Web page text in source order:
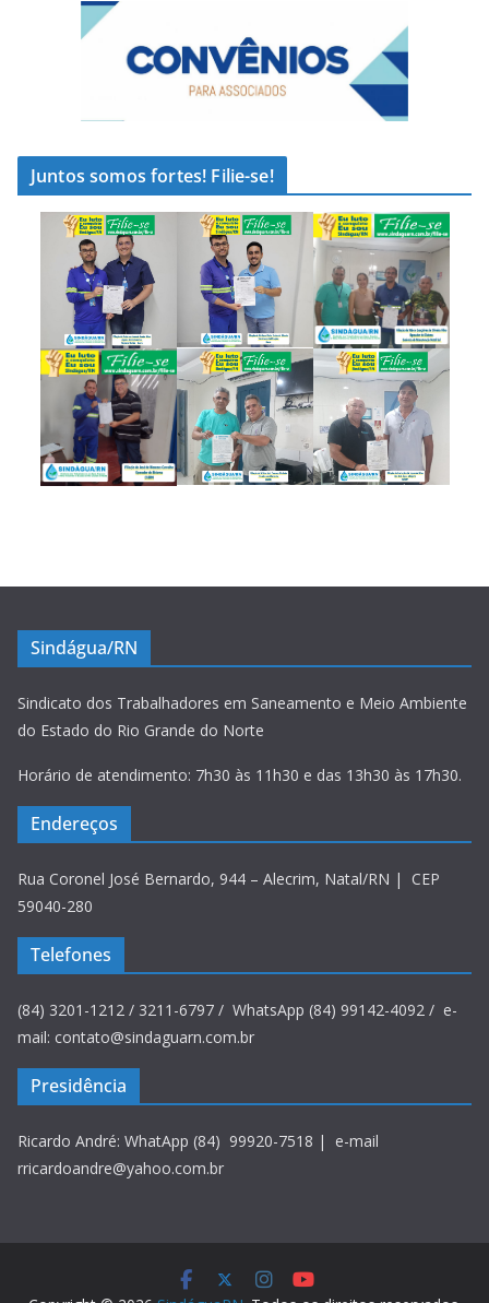
Juntos somos fortes! Filie-se!
Sindágua/RN
Sindicato dos Trabalhadores em Saneamento e Meio Ambiente
do Estado do Rio Grande do Norte
Horário de atendimento: 7h30 às 11h30 e das 13h30 às 17h30.
Endereços
Rua Coronel José Bernardo, 944 – Alecrim, Natal/RN | CEP
59040-280
Telefones
(84) 3201-1212 / 3211-6797 / WhatsApp (84) 99142-4092 / e-
mail: contato@sindaguarn.com.br
Presidência
Ricardo André: WhatApp (84) 99920-7518 | e-mail
rricardoandre@yahoo.com.br